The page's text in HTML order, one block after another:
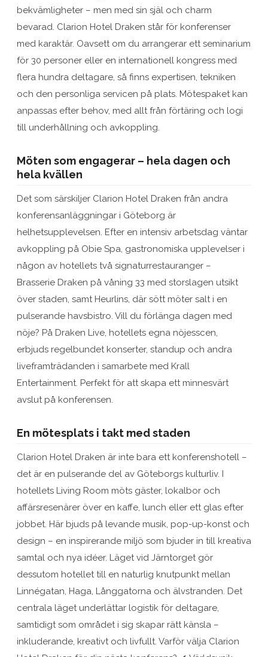
bekvämligheter – men med sin själ och charm
bevarad. Clarion Hotel Draken står för konferenser
med karaktär. Oavsett om du arrangerar ett seminarium
för 30 personer eller en internationell kongress med
flera hundra deltagare, så finns expertisen, tekniken
och den personliga servicen på plats. Mötespaket kan
anpassas efter behov, med allt från förtäring och logi
till underhållning och avkoppling.
Möten som engagerar – hela dagen och
hela kvällen
Det som särskiljer Clarion Hotel Draken från andra
konferensanläggningar i Göteborg är
helhetsupplevelsen. Efter en intensiv arbetsdag väntar
avkoppling på Obie Spa, gastronomiska upplevelser i
någon av hotellets två signaturrestauranger –
Brasserie Draken på våning 33 med storslagen utsikt
över staden, samt Heurlins, där sött möter salt i en
pulserande havsbistro. Vill du förlänga dagen med
nöje? På Draken Live, hotellets egna nöjesscen,
erbjuds regelbundet konserter, standup och andra
liveframträdanden i samarbete med Krall
Entertainment. Perfekt för att skapa ett minnesvärt
avslut på konferensen.
En mötesplats i takt med staden
Clarion Hotel Draken är inte bara ett konferenshotell –
det är en pulserande del av Göteborgs kulturliv. I
hotellets Living Room möts gäster, lokalbor och
affärsresenärer över en kaffe, lunch eller ett glas efter
jobbet. Här bjuds på levande musik, pop-up-konst och
design – en inspirerande miljö som bjuder in till kreativa
samtal och nya idéer. Läget vid Järntorget gör
dessutom hotellet till en naturlig knutpunkt mellan
Linnégatan, Haga, Långgatorna och älvstranden. Det
centrala läget underlättar logistik för deltagare,
samtidigt som området i sig skapar rätt känsla –
inkluderande, kreativt och livfullt. Varför välja Clarion